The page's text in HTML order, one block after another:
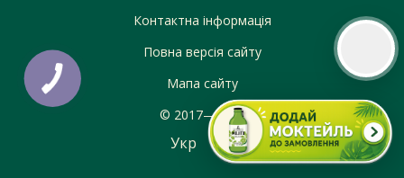
Контактна інформація
Повна версія сайту
Мапа сайту
© 2017—2026
Укр Рус